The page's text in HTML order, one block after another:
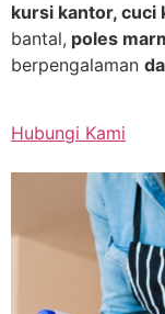
kursi kantor, cuci
bantal, poles
berpengalaman
Hubungi Kami